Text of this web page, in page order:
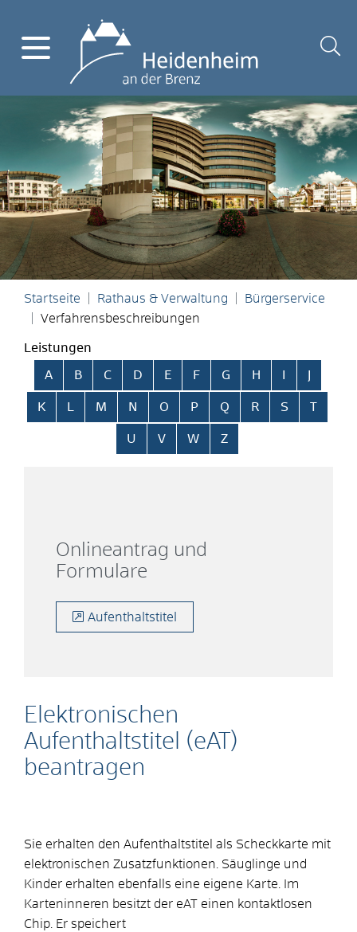
Startseite Rathaus & Verwaltung
Bürgerservice
Verfahrensbeschreibungen
Leistungen
Alphabetisches Register überspringen
A B C D E F G H
K L M N O P Q R S T
U V W Z
Elektronischen
Aufenthaltstitel (eAT)
beantragen
Sie erhalten den Aufenthaltstitel als Scheckkarte mit
elektronischen Zusatzfunktionen. Säuglinge und
Kinder erhalten ebenfalls eine eigene Karte. Im
Karteninneren besitzt der eAT einen kontaktlosen
Chip. Er speichert
Onlineantrag und
Formulare
Aufenthaltstitel